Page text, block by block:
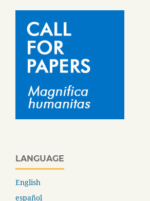
LANGUAGE
English
español